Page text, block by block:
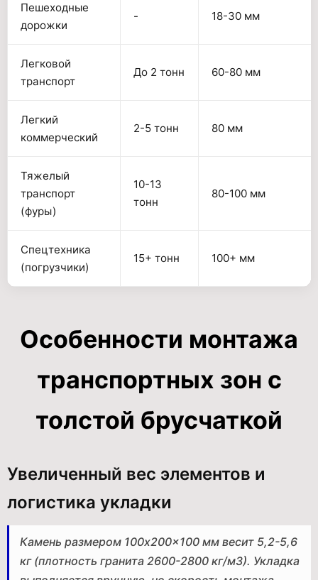
Пешеходные
дорожки
- 18-30 мм
Легковой
транспорт
До 2 тонн 60-80 мм
Легкий
коммерческий
2-5 тонн 80 мм
Тяжелый
транспорт
(фуры)
10-13
тонн
80-100 мм
Спецтехника
(погрузчики)
15+ тонн 100+ мм
Особенности монтажа
транспортных зон с
толстой брусчаткой
Увеличенный вес элементов и
логистика укладки
Камень размером 100x200x100 мм весит 5,2-5,6
кг (плотность гранита 2600-2800 кг/м3). Укладка